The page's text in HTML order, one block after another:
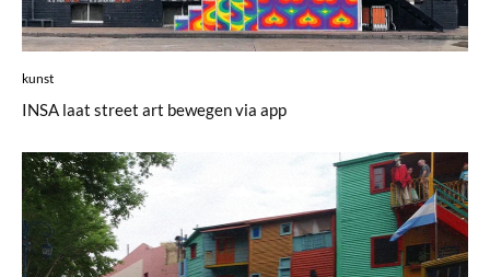
kunst
INSA laat street art bewegen via app